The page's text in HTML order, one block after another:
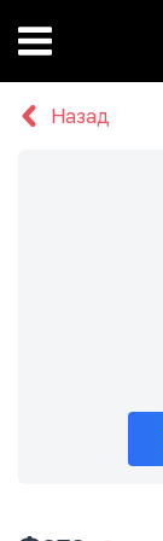
Назад